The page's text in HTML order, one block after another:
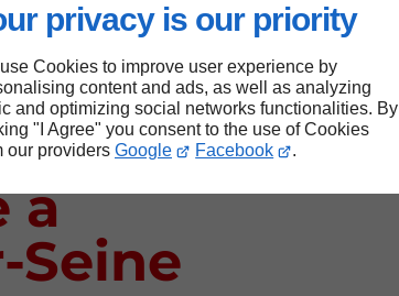
privacy is our priority
Cookies to improve user experience by
content and ads, as well as analyzing
and optimizing social networks functionalities. By
"I Agree" you consent to the use of Cookies
our providers Google Facebook .
de
de
de
à
Seine